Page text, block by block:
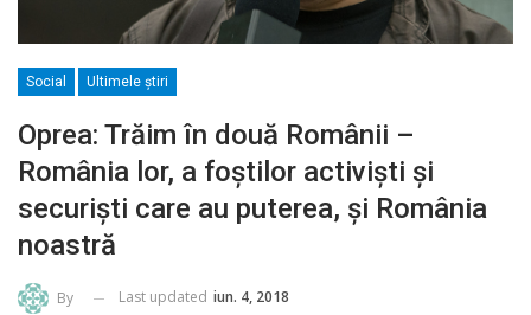
Social Ultimele ştiri
Oprea: Trăim în două Românii –
România lor, a foştilor activişti şi
securişti care au puterea, şi România
noastră
By Last updated iun. 4, 2018